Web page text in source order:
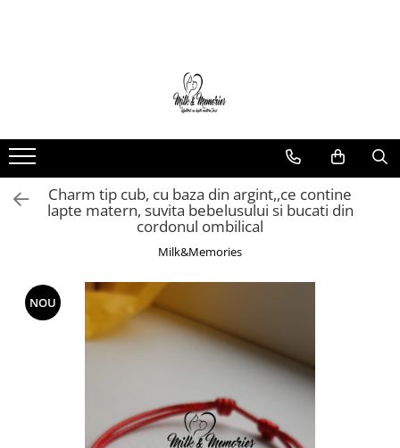
Brățări argint
Brățări șnur
Charm-uri
Cercei
Inele
Inele aur
Vouchere Cadou
Charm tip cub, cu baza din argint,,ce contine
lapte matern, suvita bebelusului si bucati din
cordonul ombilical
Milk&Memories
NOU